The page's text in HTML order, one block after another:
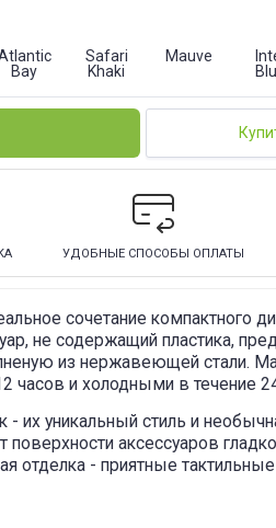
Bay
Safari
Khaki
Mauve
УДОБНЫЕ СПОСОБЫ ОПЛАТЫ
сочетание компактного
не содержащий пластика,
из нержавеющей стали.
часов и холодными в течение
- их уникальный стиль и
поверхности аксессуаров
отделка - приятные